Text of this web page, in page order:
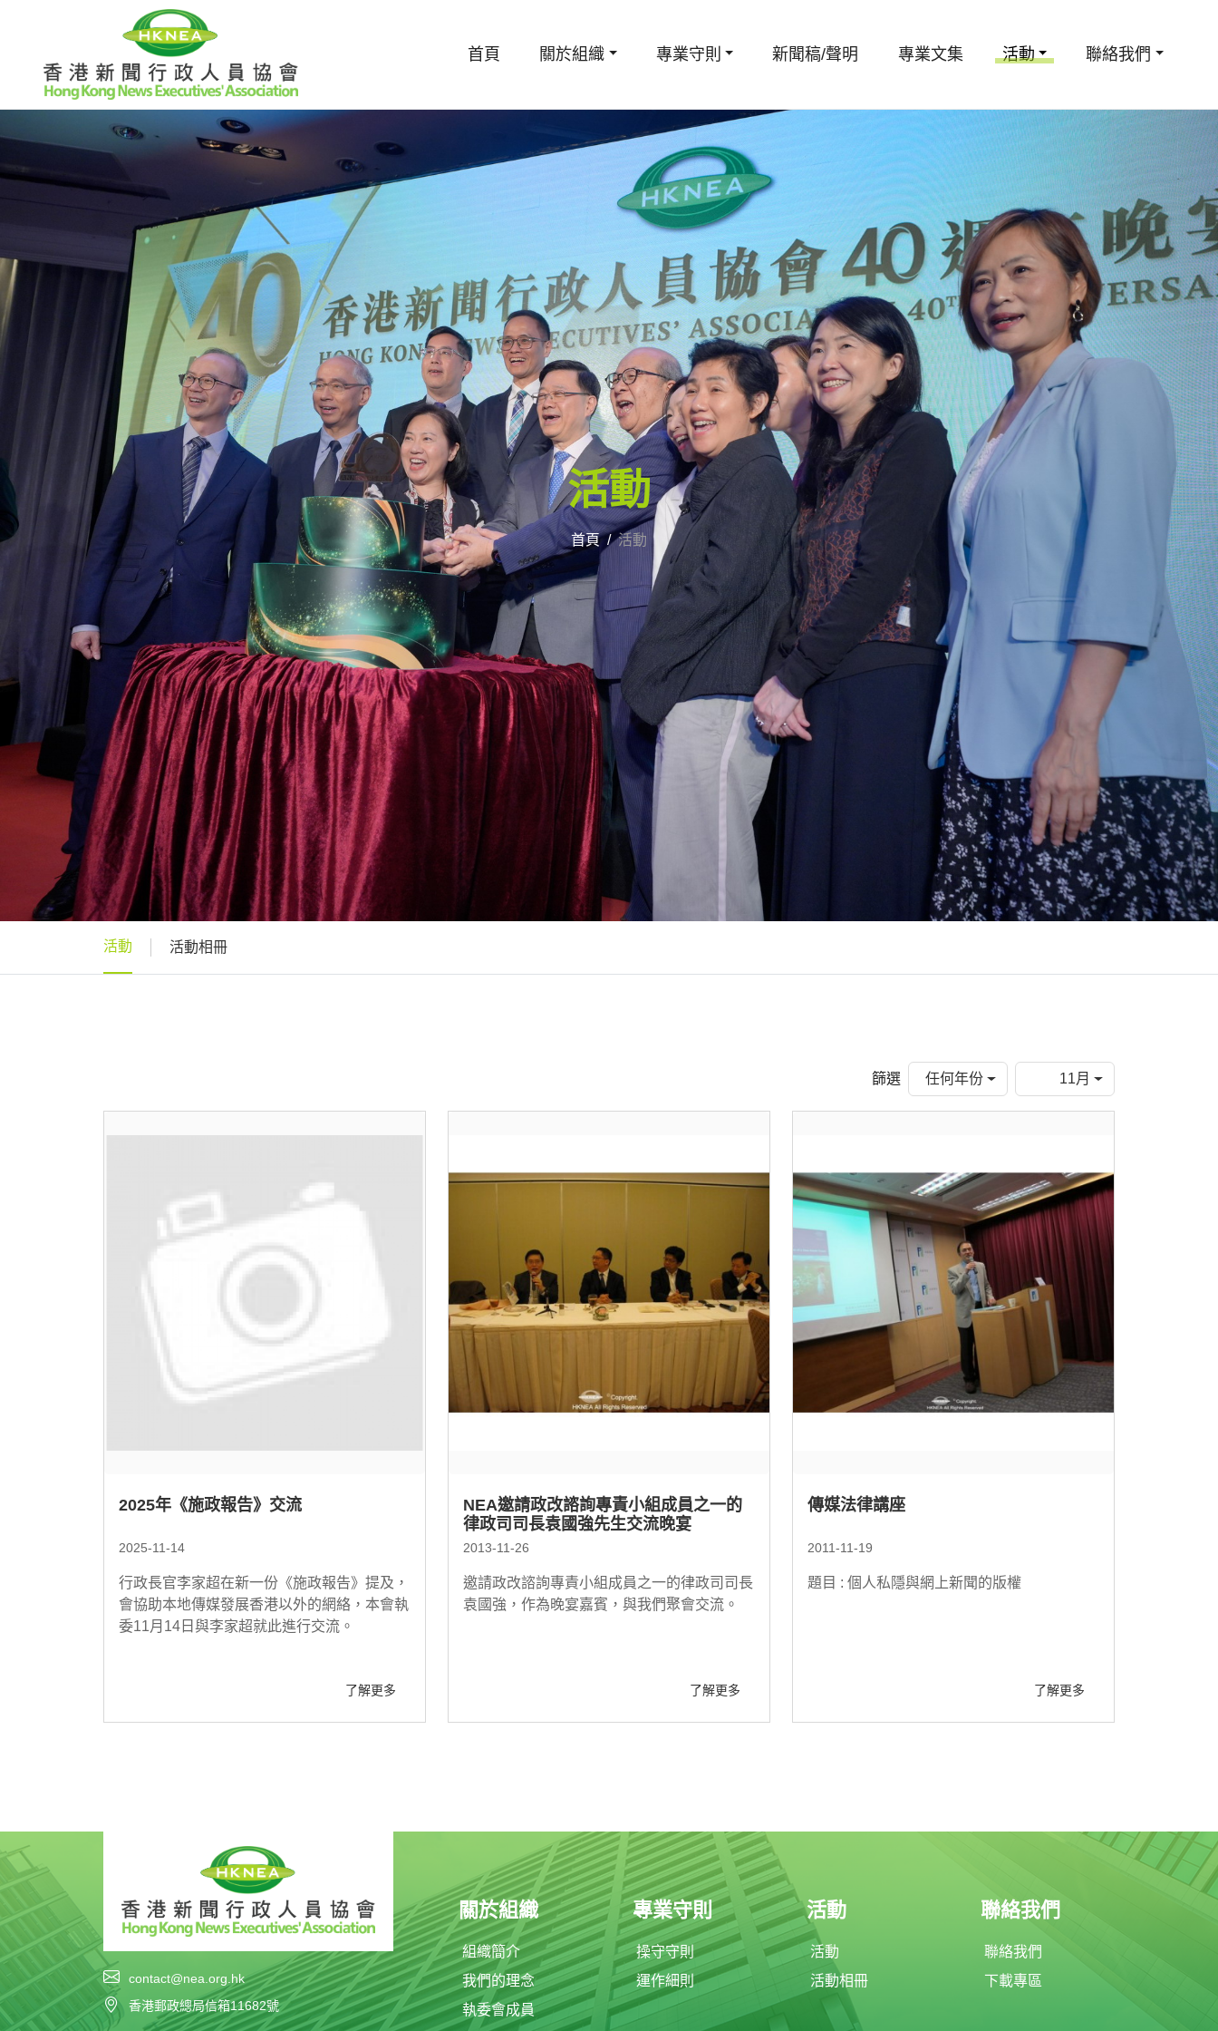
首頁 關於組織 專業守則 新聞稿/聲明 專業文集 活動 聯絡我們
活動
首頁 活動
活動 活動相冊
篩選 任何年份 11月
2025年《施政報告》交流
2025-11-14
行政長官李家超在新一份《施政報告》提及，
會協助本地傳媒發展香港以外的網絡，本會執
委11月14日與李家超就此進行交流。
了解更多
NEA邀請政改諮詢專責小組成員之一的
律政司司長袁國強先生交流晚宴
2013-11-26
邀請政改諮詢專責小組成員之一的律政司司長
袁國強，作為晚宴嘉賓，與我們聚會交流。
了解更多
傳媒法律講座
2011-11-19
題目 : 個人私隱與網上新聞的版權
了解更多
contact@nea.org.hk
香港郵政總局信箱11682號
關於組織
組織簡介
我們的理念
執委會成員
專業守則
操守守則
運作細則
活動
活動
活動相冊
聯絡我們
聯絡我們
下載專區